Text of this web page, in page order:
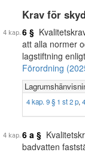
Krav för
6 §
att alla normer
lagstiftning
Förordning
4 kap. 9 § 1 st 2 p,
6 a §
badvatten